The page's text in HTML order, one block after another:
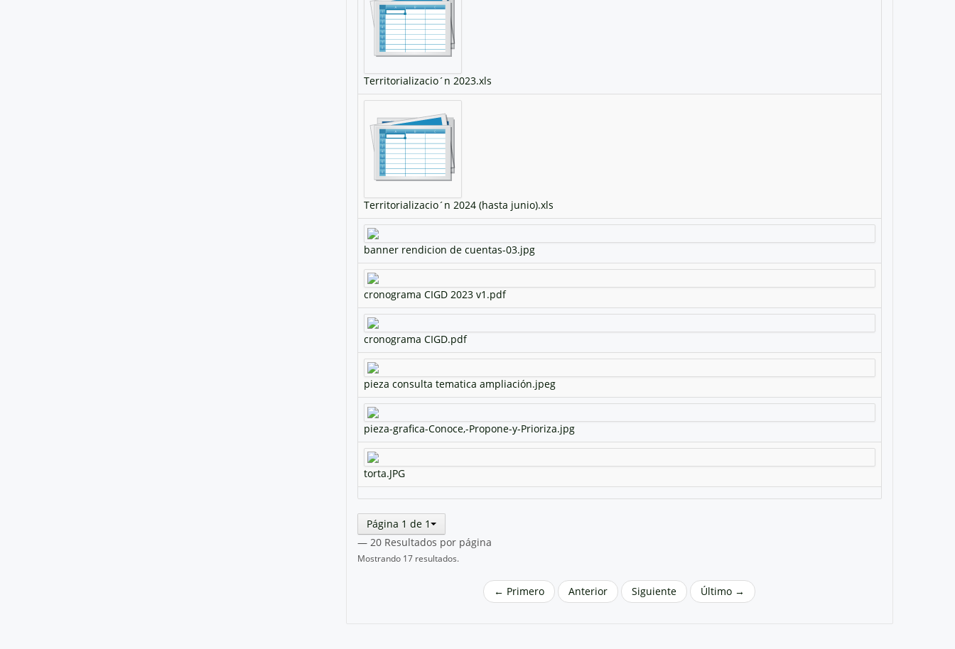
Territorializacio´n 2023.xls
Territorializacio´n 2024 (hasta junio).xls
banner rendicion de cuentas-03.jpg
cronograma CIGD 2023 v1.pdf
cronograma CIGD.pdf
pieza consulta tematica ampliación.jpeg
pieza-grafica-Conoce,-Propone-y-Prioriza.jpg
torta.JPG
Página 1 de 1
— 20 Resultados por página
Mostrando 17 resultados.
← Primero Anterior Siguiente Último →